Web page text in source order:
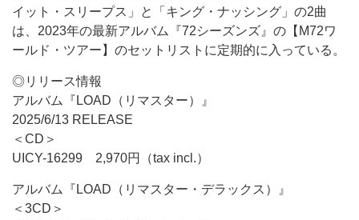
イット・スリープス」と「キング・ナッシング」の2曲
は、2023年の最新アルバム『72シーズンズ』の【M72ワ
ールド・ツアー】のセットリストに定期的に入っている。
◎リリース情報
アルバム『LOAD（リマスター）』
2025/6/13 RELEASE
＜CD＞
UICY-16299 2,970円（tax incl.）
アルバム『LOAD（リマスター・デラックス）』
＜3CD＞